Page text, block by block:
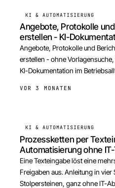
KI & AUTOMATISIERUNG
Angebote, Protokolle
erstellen - KI-
Angebote, Protokolle und
erstellen - ohne
KI-Dokumentation im
VOR 3 MONATEN
KI & AUTOMATISIERUNG
Prozessketten per
Automatisierung ohne
Eine Texteingabe löst eine
Freigaben aus. Anleitung in vier
Stolpersteinen, ganz ohne IT-